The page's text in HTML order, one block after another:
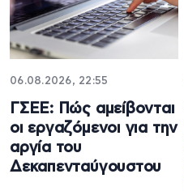
06.08.2026, 22:55
ΓΣΕΕ: Πώς αμείβονται
οι εργαζόμενοι για την
αργία του
Δεκαπενταύγουστου